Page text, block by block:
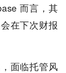
而言，其
在下次财报
面临托管风